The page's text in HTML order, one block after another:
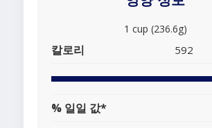
1 cup (236.6g)
칼로리 592
% 일일 값*